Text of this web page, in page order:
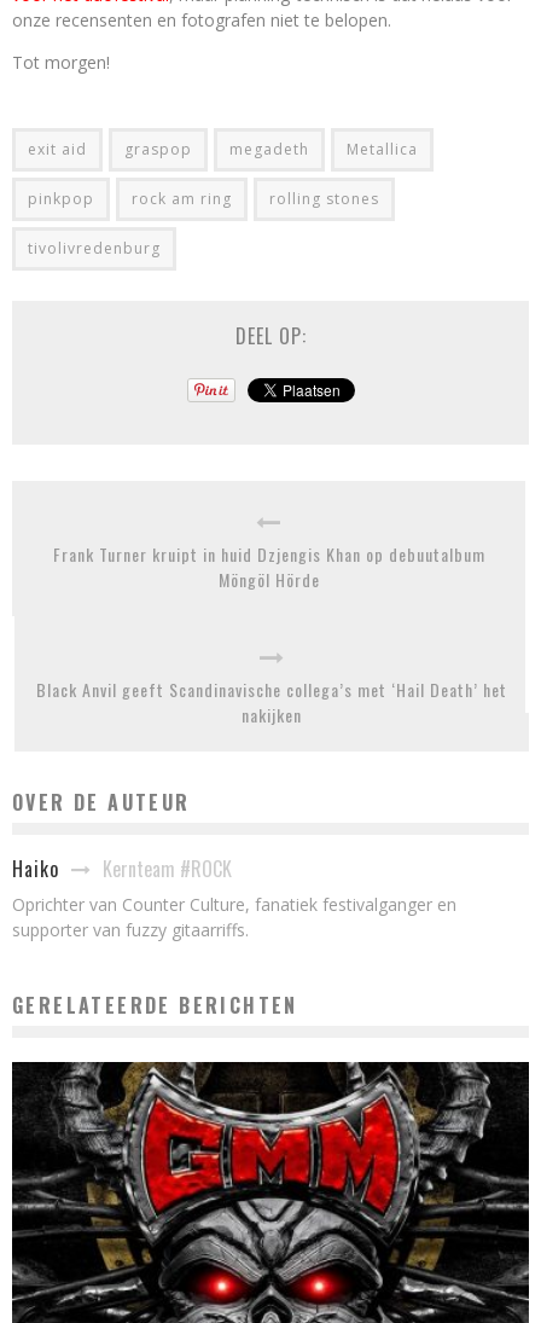
onze recensenten en fotografen niet te belopen.
Tot morgen!
exit aid graspop megadeth Metallica
pinkpop rock am ring rolling stones
tivolivredenburg
DEEL OP:
Frank Turner kruipt in huid Dzjengis Khan op debuutalbum
Möngöl Hörde
Black Anvil geeft Scandinavische collega’s met ‘Hail Death’ het
nakijken
OVER DE AUTEUR
Haiko Kernteam #ROCK
Oprichter van Counter Culture, fanatiek festivalganger en
supporter van fuzzy gitaarriffs.
GERELATEERDE BERICHTEN